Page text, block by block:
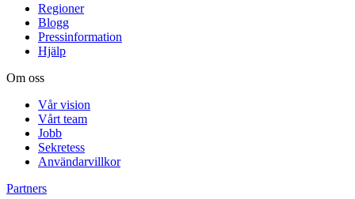
Regioner
Blogg
Pressinformation
Hjälp
Om oss
Vår vision
Vårt team
Jobb
Sekretess
Användarvillkor
Partners